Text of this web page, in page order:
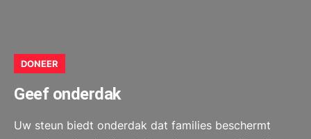
DONEER
Geef onderdak
Uw steun biedt onderdak dat families beschermt